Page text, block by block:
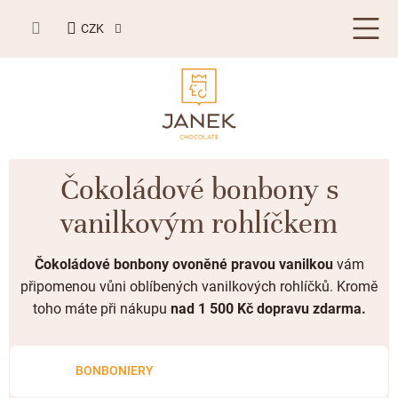
CZK
NÁKUPNÍ
KOŠÍK
BESTSELLERY
TABULKOVÁ ČOKOLÁDA
Plněné čokolády
Mléčná čokoláda
Hořká čokoláda
Bílá čokoláda
BONBONIERY, PRALINKY A LANÝŽE
Bonboniery
Nugát
PŘÍLEŽITOSTI
Čokoládové bonbony s
vanilkovým rohlíčkem
Čokoládové bonbony ovoněné pravou vanilkou vám
připomenou vůni oblíbených vanilkových rohlíčků. Kromě
toho máte při nákupu nad 1 500 Kč dopravu zdarma.
BONBONIERY